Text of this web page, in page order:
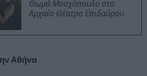
Θωμά Μοσχόπουλο στο
Αρχαίο Θέατρο Επιδαύρου
Αθήνα